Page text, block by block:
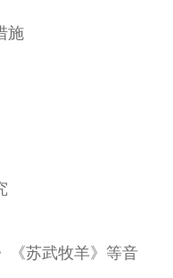
施
《苏武牧羊》等音